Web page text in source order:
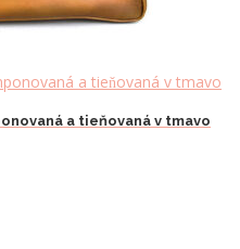
a tieňovaná v tmavo